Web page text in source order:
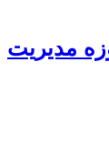
مدیریت